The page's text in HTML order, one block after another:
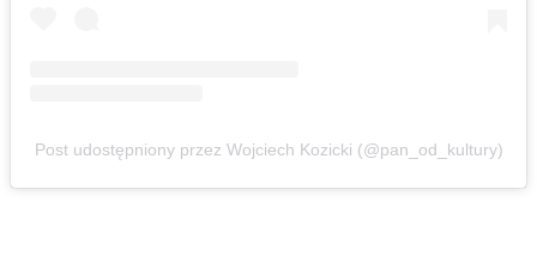
Post udostępniony przez Wojciech Kozicki (@pan_od_kultury)